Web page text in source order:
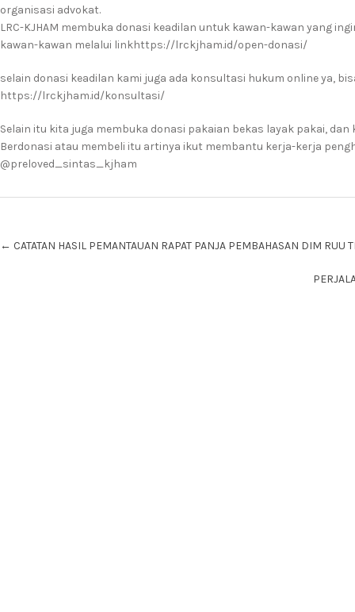
organisasi advokat.
LRC-KJHAM membuka donasi keadilan untuk kawan-kawan yang
kawan-kawan melalui linkhttps://lrckjham.id/open-donasi/
selain donasi keadilan kami juga ada konsultasi hukum online ya,
https://lrckjham.id/konsultasi/
Selain itu kita juga membuka donasi pakaian bekas layak pakai,
Berdonasi atau membeli itu artinya ikut membantu kerja-kerja
@preloved_sintas_kjham
navigation
← CATATAN HASIL PEMANTAUAN RAPAT PANJA PEMBAHASAN DIM